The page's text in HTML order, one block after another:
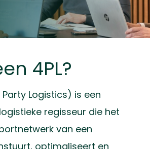
4PL?
Party Logistics) is een
regisseur die het
van een
optimaliseert en